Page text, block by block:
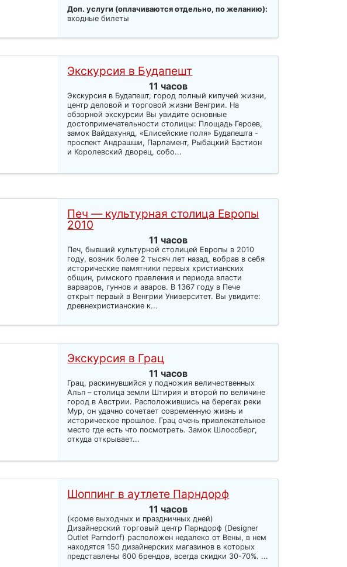
Доп. услуги (оплачиваются отдельно, по желанию):
входные билеты
Экскурсия в Будапешт
11 часов
Экскурсия в Будапешт, город полный кипучей жизни,
центр деловой и торговой жизни Венгрии. На
обзорной экскурсии Вы увидите основные
достопримечательности столицы: Площадь Героев,
замок Вайдахуняд, «Елисейские поля» Будапешта -
проспект Андрашши, Парламент, Рыбацкий Бастион
и Королевский дворец, собо...
Печ — культурная столица Европы
2010
11 часов
Печ, бывший культурной столицей Европы в 2010
году, возник более 2 тысяч лет назад, вобрав в себя
исторические памятники первых христианских
общин, римского правления и периода власти
варваров, гуннов и аваров. В 1367 году в Пече
открыт первый в Венгрии Университет. Вы увидите:
древнехристианские к...
Экскурсия в Грац
11 часов
Грац, раскинувшийся у подножия величественных
Альп – столица земли Штирия и второй по величине
город в Австрии. Расположившись на берегах реки
Мур, он удачно сочетает современную жизнь и
историческое прошлое. Грац очень привлекательное
место где есть что посмотреть. Замок Шлоссберг,
откуда открывает...
Шоппинг в аутлете Парндорф
11 часов
(кроме выходных и праздничных дней)
Дизайнерский торговый центр Парндорф (Designer
Outlet Parndorf) расположен недалеко от Вены, в нем
находятся 150 дизайнерских магазинов в которых
представлены 600 брендов, всегда скидки 30-70%. ...